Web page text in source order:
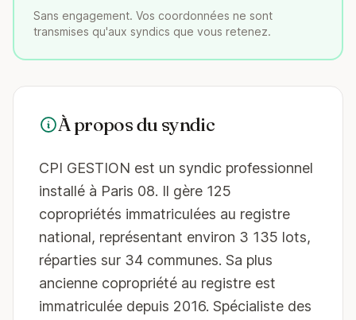
Sans engagement. Vos coordonnées ne sont
transmises qu'aux syndics que vous retenez.
À propos du syndic
CPI GESTION est un syndic professionnel
installé à Paris 08. Il gère 125
copropriétés immatriculées au registre
national, représentant environ 3 135 lots,
réparties sur 34 communes. Sa plus
ancienne copropriété au registre est
immatriculée depuis 2016. Spécialiste des